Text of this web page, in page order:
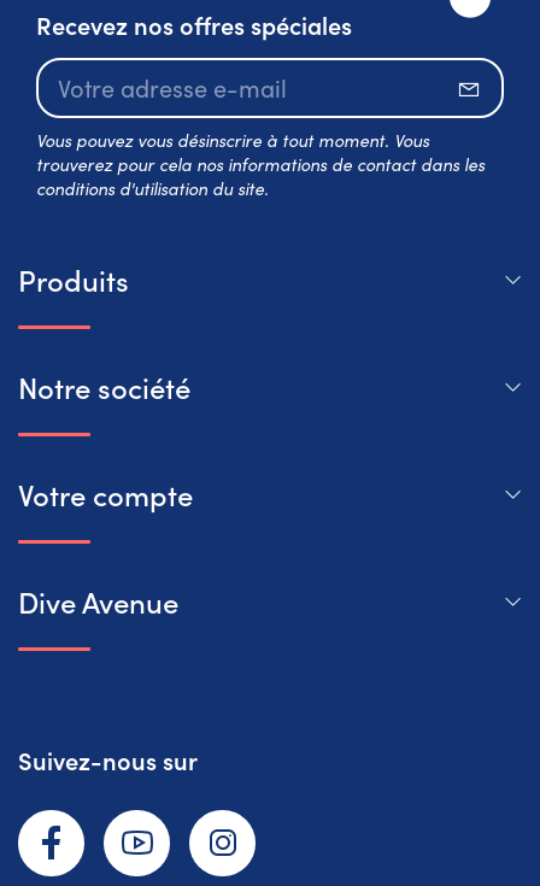
Recevez nos offres spéciales
Vous pouvez vous désinscrire à tout moment. Vous
trouverez pour cela nos informations de contact dans les
conditions d'utilisation du site.
Produits
Notre société
Votre compte
Dive Avenue
Suivez-nous sur